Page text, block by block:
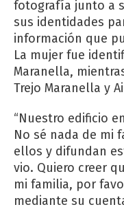
fotografía junto a
sus identidades
información que
La mujer fue
Maranella,
Trejo Maranella y
“Nuestro edificio
No sé nada de mi
ellos y difundan
vio. Quiero creer
mi familia, por
mediante su